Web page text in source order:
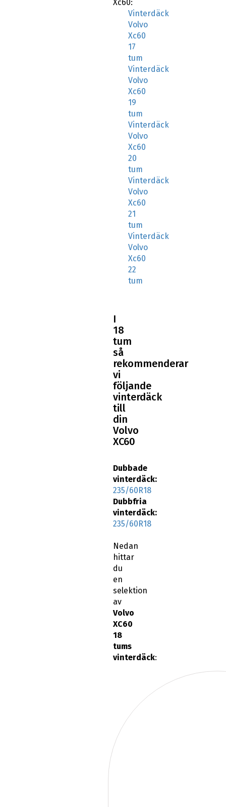
Xc60:
Vinterdäck
Volvo
Xc60
17
tum
Vinterdäck
Volvo
Xc60
19
tum
Vinterdäck
Volvo
Xc60
20
tum
Vinterdäck
Volvo
Xc60
21
tum
Vinterdäck
Volvo
Xc60
22
tum
I
18
tum
så
rekommenderar
vi
följande
vinterdäck
till
din
Volvo
XC60
Dubbade
vinterdäck:
235/60R18
Dubbfria
vinterdäck:
235/60R18
Nedan
hittar
du
en
selektion
av
Volvo
XC60
18
tums
vinterdäck: